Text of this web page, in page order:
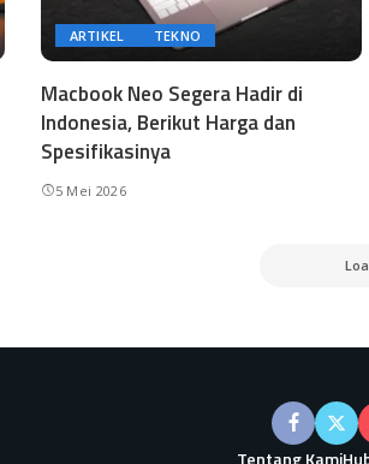
ARTIKEL TEKNO
Macbook Neo Segera Hadir di
Indonesia, Berikut Harga dan
Spesifikasinya
5 Mei 2026
Tentang Kami